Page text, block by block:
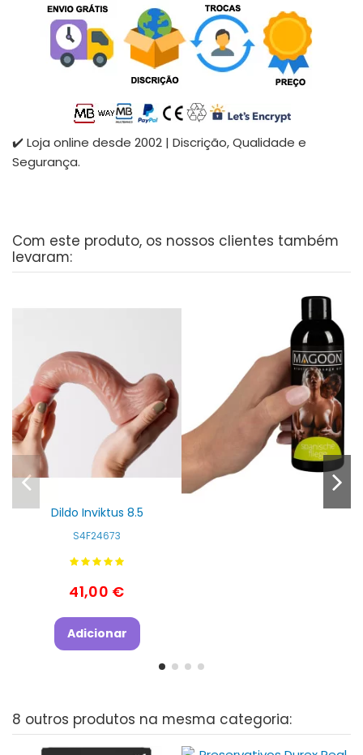
✔️ Loja online desde 2002 | Discrição, Qualidade e
Segurança.
Com este produto, os nossos clientes também
levaram:
Dildo Inviktus 8.5
S4F24673
41,00 €
Adicionar
8 outros produtos na mesma categoria: